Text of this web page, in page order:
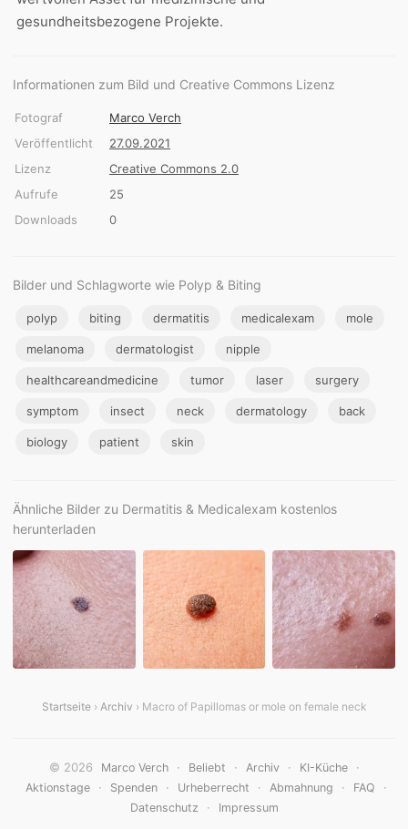
gesundheitsbezogene Projekte.
Informationen zum Bild und Creative Commons Lizenz
Fotograf
Marco Verch
Veröffentlicht
27.09.2021
Lizenz
Creative Commons 2.0
Aufrufe
25
Downloads
0
Bilder und Schlagworte wie Polyp & Biting
polyp biting dermatitis medicalexam mole
melanoma dermatologist nipple
healthcareandmedicine tumor laser surgery
symptom insect neck dermatology back
biology patient skin
Ähnliche Bilder zu Dermatitis & Medicalexam kostenlos
herunterladen
Startseite› Archiv › Macro of Papillomas or mole on female neck
© 2026 Marco Verch · Beliebt · Archiv · KI-Küche ·
Aktionstage · Spenden · Urheberrecht · Abmahnung · FAQ ·
Datenschutz · Impressum